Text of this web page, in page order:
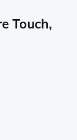
Touch,